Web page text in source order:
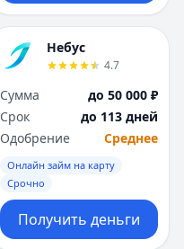
Небус
4.7
Сумма
до 50 000 ₽
Срок
до 113 дней
Одобрение
Среднее
Онлайн займ на карту
Срочно
Получить деньги